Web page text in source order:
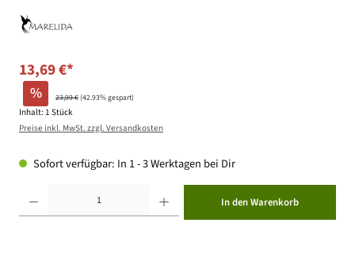
13,69 €*
% 23,99 €(42.93% gespart)
Inhalt: 1 Stück
Preise inkl. MwSt. zzgl. Versandkosten
Sofort verfügbar: In 1 - 3 Werktagen bei Dir
In den Warenkorb